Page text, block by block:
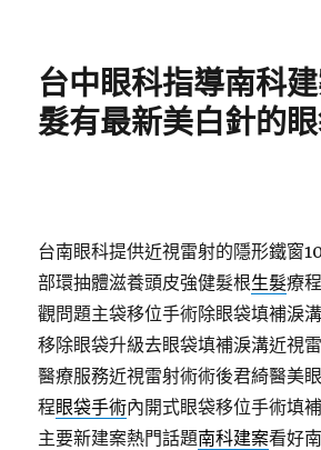
台中眼科指導南科
髮有最新美白針的
台南眼科提供近視雷射的隱形鐵窗
部環抽體滋養頭皮強健髮根生髮療
觀問題主袋移位手術除眼袋填補淚溝
移除眼袋升級去眼袋填補淚溝近視
醫療服務近視雷射術術後君綺醫美
程眼袋手術內開式眼袋移位手術填
主要新建案熱門話題南科建案看好